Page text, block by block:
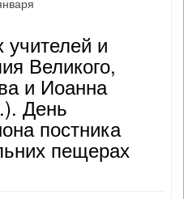
учителей и
Великого,
и Иоанна
День
постника
пещерах